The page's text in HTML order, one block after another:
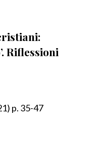
Riflessioni
p. 35-47